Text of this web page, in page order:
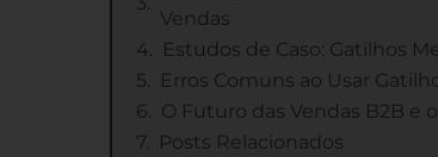
Vendas
Estudos de Caso: Gatilhos
Erros Comuns ao Usar
O Futuro das Vendas B2B e
Posts Relacionados